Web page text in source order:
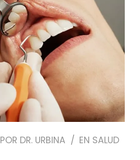
PEDIR CITA
POR DR. URBINA EN SALUD